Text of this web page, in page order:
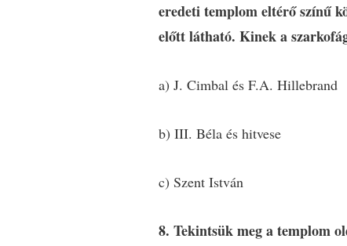
eredeti templom eltérő színű
előtt látható. Kinek a
a) J. Cimbal és F.A. Hillebrand
b) III. Béla és hitvese
c) Szent István
8. Tekintsük meg a templom